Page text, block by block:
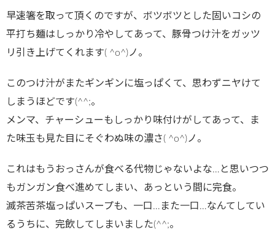
早速箸を取って頂くのですが、ボツボツとした固いコシの
平打ち麺はしっかり冷やしてあって、豚骨つけ汁をガッツ
リ引き上げてくれます( ^o^)ノ。
このつけ汁がまたギンギンに塩っぱくて、思わずニヤけて
しまうほどです(^^;。
メンマ、チャーシューもしっかり味付けがしてあって、ま
た味玉も見た目にそぐわぬ味の濃さ( ^o^)ノ。
これはもうおっさんが食べる代物じゃないよな…と思いつつ
もガンガン食べ進めてしまい、あっという間に完食。
滅茶苦茶塩っぱいスープも、一口…また一口…なんてしてい
るうちに、完飲してしまいました(^^;。